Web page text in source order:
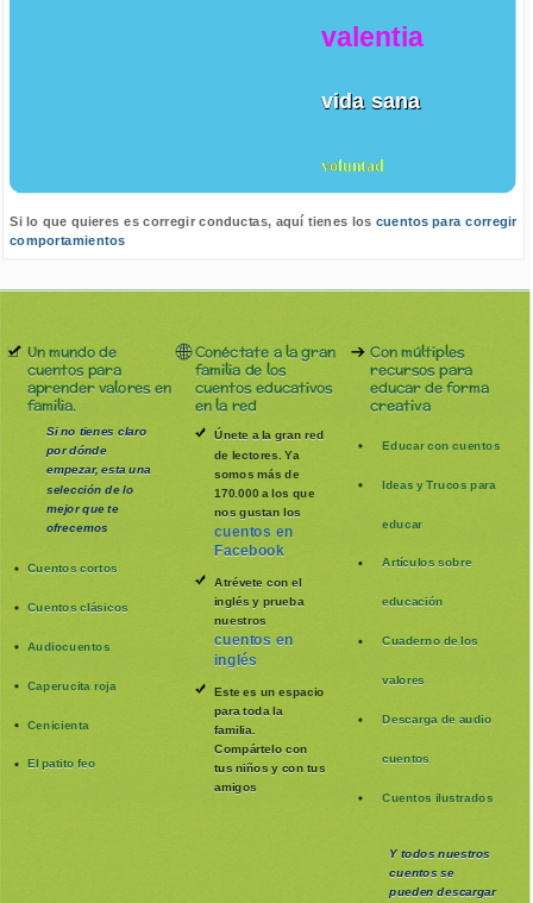
valentia
vida sana
voluntad
Si lo que quieres es corregir conductas, aquí tienes los cuentos para corregir
comportamientos
Un mundo de
cuentos para
aprender valores en
familia.
Si no tienes claro
por dónde
empezar, esta una
selección de lo
mejor que te
ofrecemos
Cuentos cortos
Cuentos clásicos
Audiocuentos
Caperucita roja
Cenicienta
El patito feo
Conéctate a la gran
familia de los
cuentos educativos
en la red
Únete a la gran red
de lectores. Ya
somos más de
170.000 a los que
nos gustan los
cuentos en
Facebook
Atrévete con el
inglés y prueba
nuestros
cuentos en
inglés
Este es un espacio
para toda la
familia
Compártelo con
tus niños y con tus
amigos
Con múltiples
recursos para
educar de forma
creativa
Educar con cuentos
Ideas y Trucos para
educar
Artículos sobre
educación
Cuaderno de los
valores
Descarga de audio
cuentos
Cuentos ilustrados
Y todos nuestros
cuentos se
puedendescargar